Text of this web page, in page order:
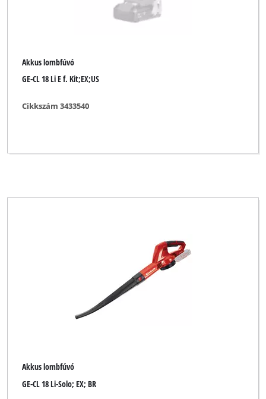
Akkus lombfúvó
GE-CL 18 Li E f. Kit;EX;US
Cikkszám 3433540
Akkus lombfúvó
GE-CL 18 Li-Solo; EX; BR